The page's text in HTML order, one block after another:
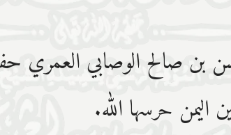
بن صالح الوصابي العمري
اليمن حرسها الله.